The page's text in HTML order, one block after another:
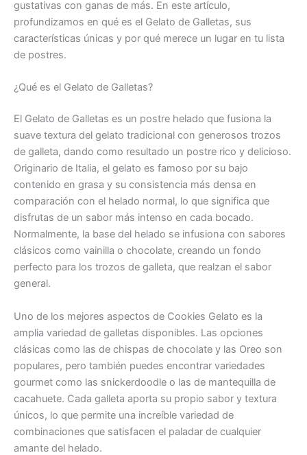
gustativas con ganas de más. En este artículo,
profundizamos en qué es el Gelato de Galletas, sus
características únicas y por qué merece un lugar en tu lista
de postres.
¿Qué es el Gelato de Galletas?
El Gelato de Galletas es un postre helado que fusiona la
suave textura del gelato tradicional con generosos trozos
de galleta, dando como resultado un postre rico y delicioso.
Originario de Italia, el gelato es famoso por su bajo
contenido en grasa y su consistencia más densa en
comparación con el helado normal, lo que significa que
disfrutas de un sabor más intenso en cada bocado.
Normalmente, la base del helado se infusiona con sabores
clásicos como vainilla o chocolate, creando un fondo
perfecto para los trozos de galleta, que realzan el sabor
general.
Uno de los mejores aspectos de Cookies Gelato es la
amplia variedad de galletas disponibles. Las opciones
clásicas como las de chispas de chocolate y las Oreo son
populares, pero también puedes encontrar variedades
gourmet como las snickerdoodle o las de mantequilla de
cacahuete. Cada galleta aporta su propio sabor y textura
únicos, lo que permite una increíble variedad de
combinaciones que satisfacen el paladar de cualquier
amante del helado.